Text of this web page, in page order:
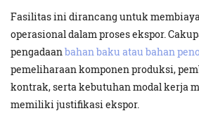
Fasilitas ini dirancang untuk
operasional dalam proses ekspor.
pengadaanbahan baku atau bahan
pemeliharaan komponen produksi,
kontrak, serta kebutuhan modal kerja
memiliki justifikasi ekspor.